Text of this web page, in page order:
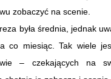
zobaczyć na scenie.
była średnia, jednak
co miesiąc. Tak wiele
– czekających na